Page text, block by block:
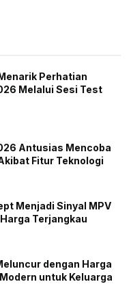
Perhatian
Melalui Sesi Test
Antusias Mencoba
Fitur Teknologi
Menjadi Sinyal MPV
Terjangkau
dengan Harga
untuk Keluarga